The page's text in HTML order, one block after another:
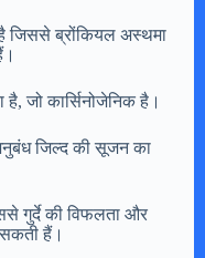
जिससे ब्रोंकियल अस्थमा
है, जो कार्सिनोजेनिक है।
जिल्द की सूजन का
गुर्दे की विफलता और
हैं।